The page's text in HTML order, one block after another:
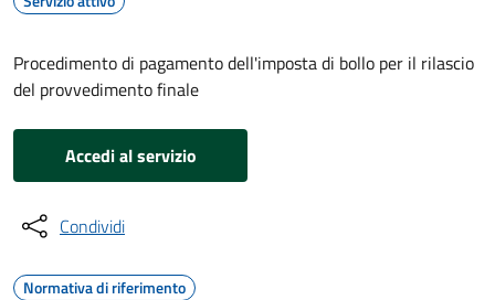
Procedimento di pagamento dell'imposta di bollo per il rilascio
del provvedimento finale
Accedi al servizio
Condividi
Normativa di riferimento